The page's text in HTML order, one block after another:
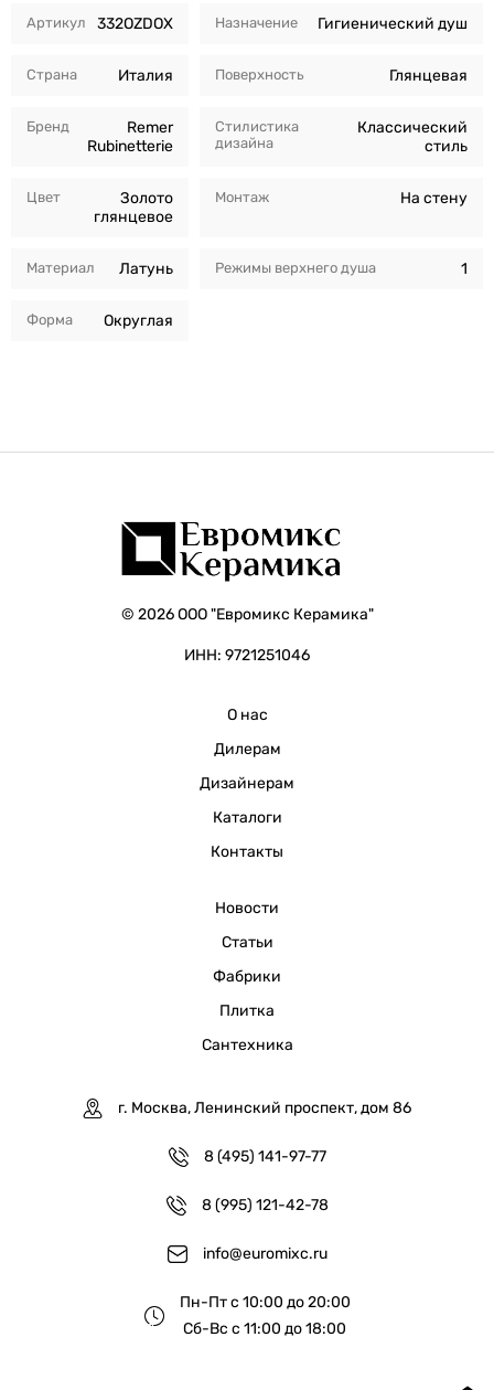
Артикул 332OZDOX
Страна Италия
Бренд
Remer
Rubinetterie
Цвет
Золото
глянцевое
Материал Латунь
Форма Округлая
Назначение Гигиенический душ
Поверхность Глянцевая
Стилистика
дизайна
Классический
стиль
Монтаж На стену
Режимы верхнего душа 1
© 2026 ООО "Евромикс Керамика"
ИНН: 9721251046
О нас
Дилерам
Дизайнерам
Каталоги
Контакты
Новости
Статьи
Фабрики
Плитка
Сантехника
г. Москва, Ленинский проспект, дом 86
8 (495) 141-97-77
8 (995) 121-42-78
info@euromixc.ru
Пн-Пт с 10:00 до 20:00
Сб-Вс с 11:00 до 18:00